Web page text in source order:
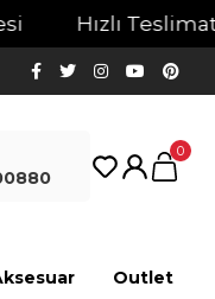
Hızlı Teslimat
0
Outlet